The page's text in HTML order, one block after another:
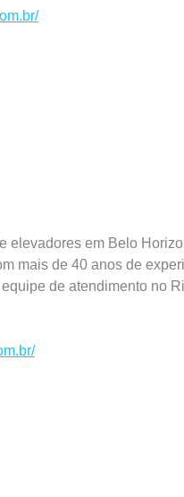
elevadores em Belo
mais de 40 anos de
de atendimento no